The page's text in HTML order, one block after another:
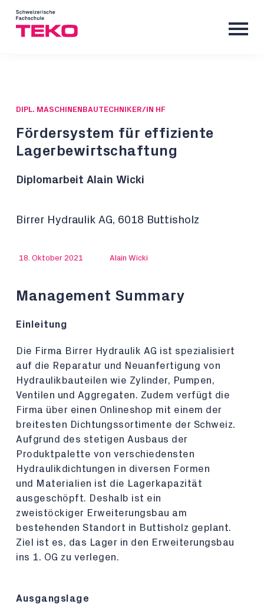
DIPL. MASCHINENBAUTECHNIKER/IN HF
Fördersystem für effiziente
Lagerbewirtschaftung
Diplomarbeit Alain Wicki
Birrer Hydraulik AG, 6018 Buttisholz
18. Oktober 2021 Alain Wicki
Management Summary
Einleitung
Die Firma Birrer Hydraulik AG ist spezialisiert
auf die Reparatur und Neuanfertigung von
Hydraulikbauteilen wie Zylinder, Pumpen,
Ventilen und Aggregaten. Zudem verfügt die
Firma über einen Onlineshop mit einem der
breitesten Dichtungssortimente der Schweiz.
Aufgrund des stetigen Ausbaus der
Produktpalette von verschiedensten
Hydraulikdichtungen in diversen Formen
und Materialien ist die Lagerkapazität
ausgeschöpft. Deshalb ist ein
zweistöckiger Erweiterungsbau am
bestehenden Standort in Buttisholz geplant.
Ziel ist es, das Lager in den Erweiterungsbau
ins 1. OG zu verlegen.
Ausgangslage